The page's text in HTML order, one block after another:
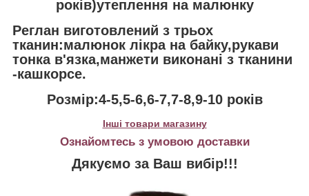
років)утеплення на малюнку
Реглан виготовлений з трьох
тканин:малюнок лікра на байку,рукави
тонка в'язка,манжети виконані з тканини
-кашкорсе.
Розмір:4-5,5-6,6-7,7-8,9-10 років
Інші товари магазину
Ознайомтесь з умовою доставки
Дякуємо за Ваш вибір!!!